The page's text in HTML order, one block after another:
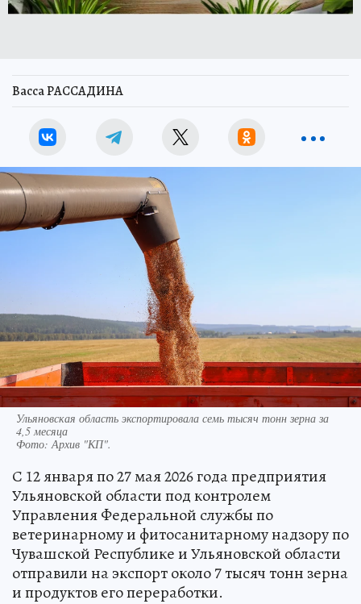
Васса РАССАДИНА
Ульяновская область экспортировала семь тысяч тонн зерна за
4,5 месяца
Фото: Архив "КП".
С 12 января по 27 мая 2026 года предприятия
Ульяновской области под контролем
Управления Федеральной службы по
ветеринарному и фитосанитарному надзору по
Чувашской Республике и Ульяновской области
отправили на экспорт около 7 тысяч тонн зерна
и продуктов его переработки.